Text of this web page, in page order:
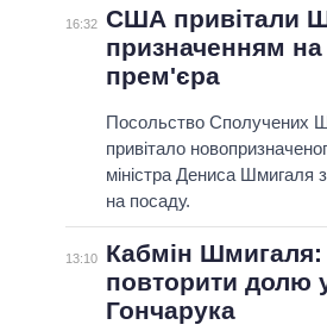
16:32 США привітали
призначенням
прем'єра
Посольство Сполучених
привітало
міністра Дениса Шмигаля
на посаду.
13:10
Кабмін Шмигаля:
повторити долю
Гончарука